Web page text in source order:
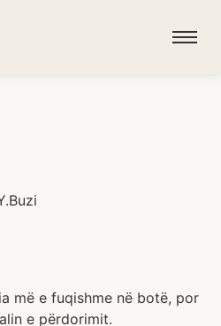
më e fuqishme në botë, por
e përdorimit.